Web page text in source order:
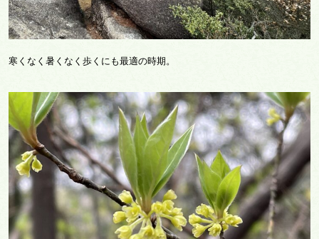
寒くなく暑くなく歩くにも最適の時期。